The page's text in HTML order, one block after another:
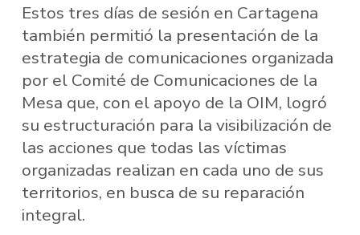
Estos tres días de sesión en Cartagena
también permitió la presentación de la
estrategia de comunicaciones organizada
por el Comité de Comunicaciones de la
Mesa que, con el apoyo de la OIM, logró
su estructuración para la visibilización de
las acciones que todas las víctimas
organizadas realizan en cada uno de sus
territorios, en busca de su reparación
integral.